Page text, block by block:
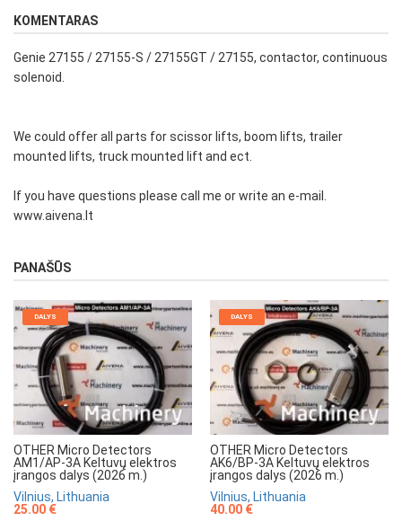
KOMENTARAS
Genie 27155 / 27155-S / 27155GT / 27155, contactor, continuous
solenoid.
We could offer all parts for scissor lifts, boom lifts, trailer
mounted lifts, truck mounted lift and ect.
If you have questions please call me or write an e-mail.
www.aivena.lt
PANAŠŪS
DALYS
OTHER Micro Detectors
AM1/AP-3A Keltuvų elektros
įrangos dalys (2026 m.)
Vilnius, Lithuania
25.00 €
DALYS
OTHER Micro Detectors
AK6/BP-3A Keltuvų elektros
įrangos dalys (2026 m.)
Vilnius, Lithuania
40.00 €